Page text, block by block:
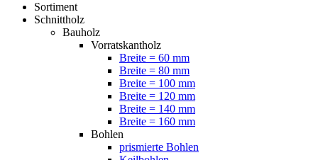
Sortiment
Schnittholz
Bauholz
Vorratskantholz
Breite = 60 mm
Breite = 80 mm
Breite = 100 mm
Breite = 120 mm
Breite = 140 mm
Breite = 160 mm
Bohlen
prismierte Bohlen